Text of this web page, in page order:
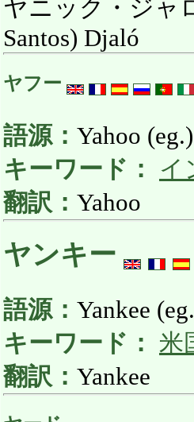
ヤニック・ジャ
Santos) Djaló
ヤフー
語源： Yahoo (eg.)
キーワード：
イ
翻訳： Yahoo
ヤンキー
語源： Yankee
キーワード： 米
翻訳： Yankee